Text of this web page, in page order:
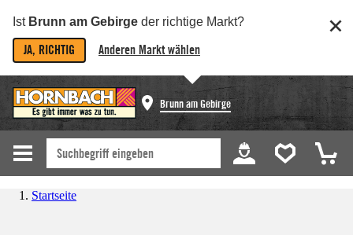
Ist Brunn am Gebirge der richtige Markt?
JA, RICHTIG Anderen Markt wählen
Brunn am Gebirge
Startseite